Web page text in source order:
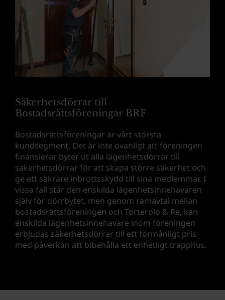
Säkerhetsdörrar till
Bostadsrättsföreningar BRF
Bostadsrättsföreningar är vårt största
kundsegment. Det är inte ovanligt att föreningen
finansierar byter ut alla lägenhetsdörrar till
säkerhetsdörrar för att skapa större säkerhet och
ge ett säkrare inbrottsskydd till sina medlemmar. I
vissa fall står den enskilda lägenhetsinnehavaren
själv för dörrbytet, men genom ramavtal mellan
bostadsrättsföreningen och Torterolo & Re, kan
enskilda lägenhetsinnehavare inom föreningen
erbjudas säkerhetsdörrar till ett förmånligt pris
med påverkan att bibehålla ett enhetligt trapphus.